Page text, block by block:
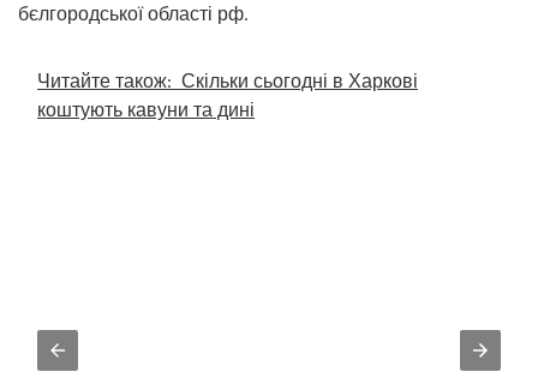
бєлгородської області рф.
Читайте також: Скільки сьогодні в Харкові
коштують кавуни та дині